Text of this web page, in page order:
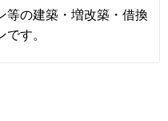
等の建築・増改築・借換
す。